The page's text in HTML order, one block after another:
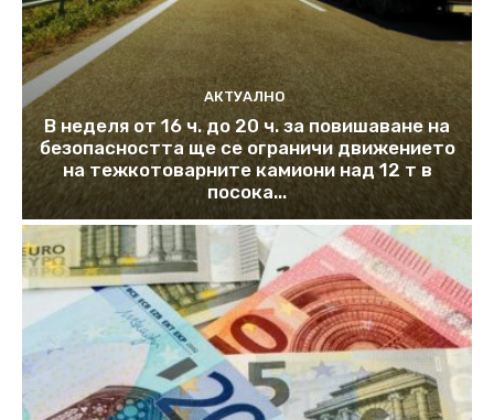
АКТУАЛНО
В неделя от 16 ч. до 20 ч. за повишаване на
безопасността ще се ограничи движението
на тежкотоварните камиони над 12 т в
посока...